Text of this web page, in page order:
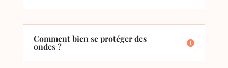
Comment bien se protéger des
ondes ?